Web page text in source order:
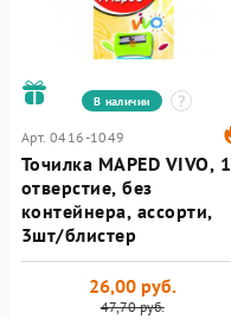
В наличии
Арт. 0416-1049
Точилка MAPED VIVO, 1
отверстие, без
контейнера, ассорти,
3шт/блистер
47,70 руб.
26,00 руб.